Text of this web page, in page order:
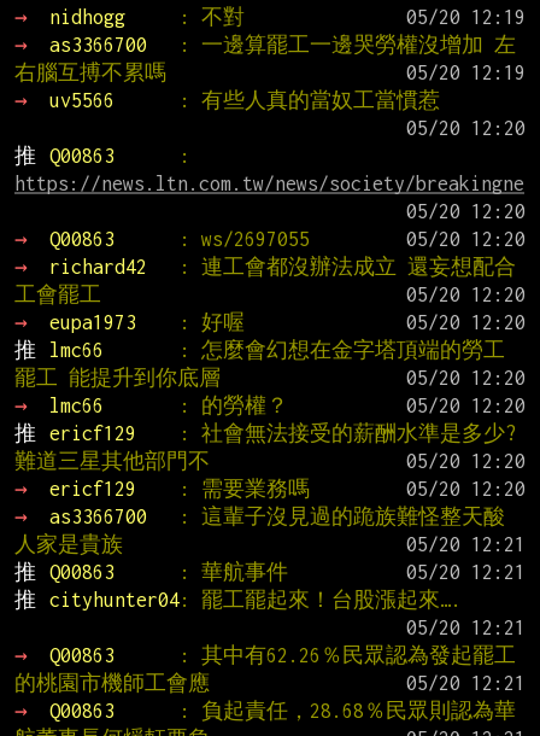
→
nidhogg : 不對
→
as3366700
: 一邊算罷工一邊哭勞權沒增加 左
右腦互搏不累嗎
→
uv5566
: 有些人真的當奴工當慣惹
推
Q00863
https://news.ltn.com.tw/news/society/breakingne
→
Q00863 : ws/2697055
→
richard42
: 連工會都沒辦法成立 還妄想配合
工會罷工
→
eupa1973 : 好喔
推
lmc66
: 怎麼會幻想在金字塔頂端的勞工
罷工 能提升到你底層
→
lmc66 : 的勞權？
推
ericf129
: 社會無法接受的薪酬水準是多少?
難道三星其他部門不
→
ericf129 : 需要業務嗎
→
as3366700
: 這輩子沒見過的跪族難怪整天酸
人家是貴族
推
Q00863 : 華航事件
推
cityhunter04: 罷工罷起來！台股漲起來….
→
Q00863
: 其中有62.26％民眾認為發起罷工
的桃園市機師工會應
→
Q00863
: 負起責任，28.68％民眾則認為華